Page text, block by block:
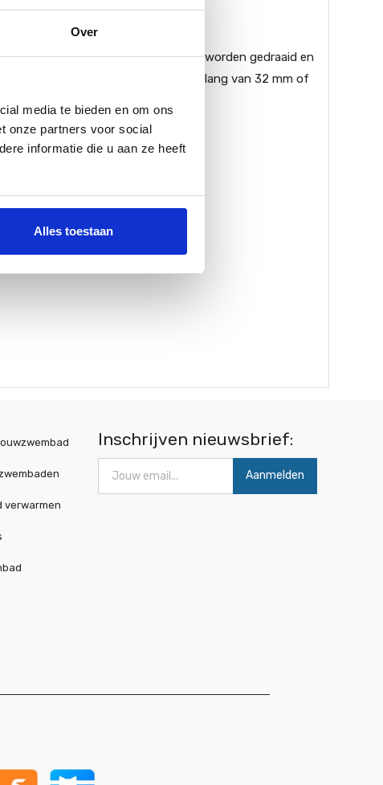
Over
media te bieden en om ons
onze partners voor social
informatie die u aan ze heeft
Alles toestaan
kan aan de ene kant in de pomp worden gedraaid en
Het is mogelijk om een slang van 32 mm of
verwarmen
Inschrijven nieuwsbrief:
Aanmelden